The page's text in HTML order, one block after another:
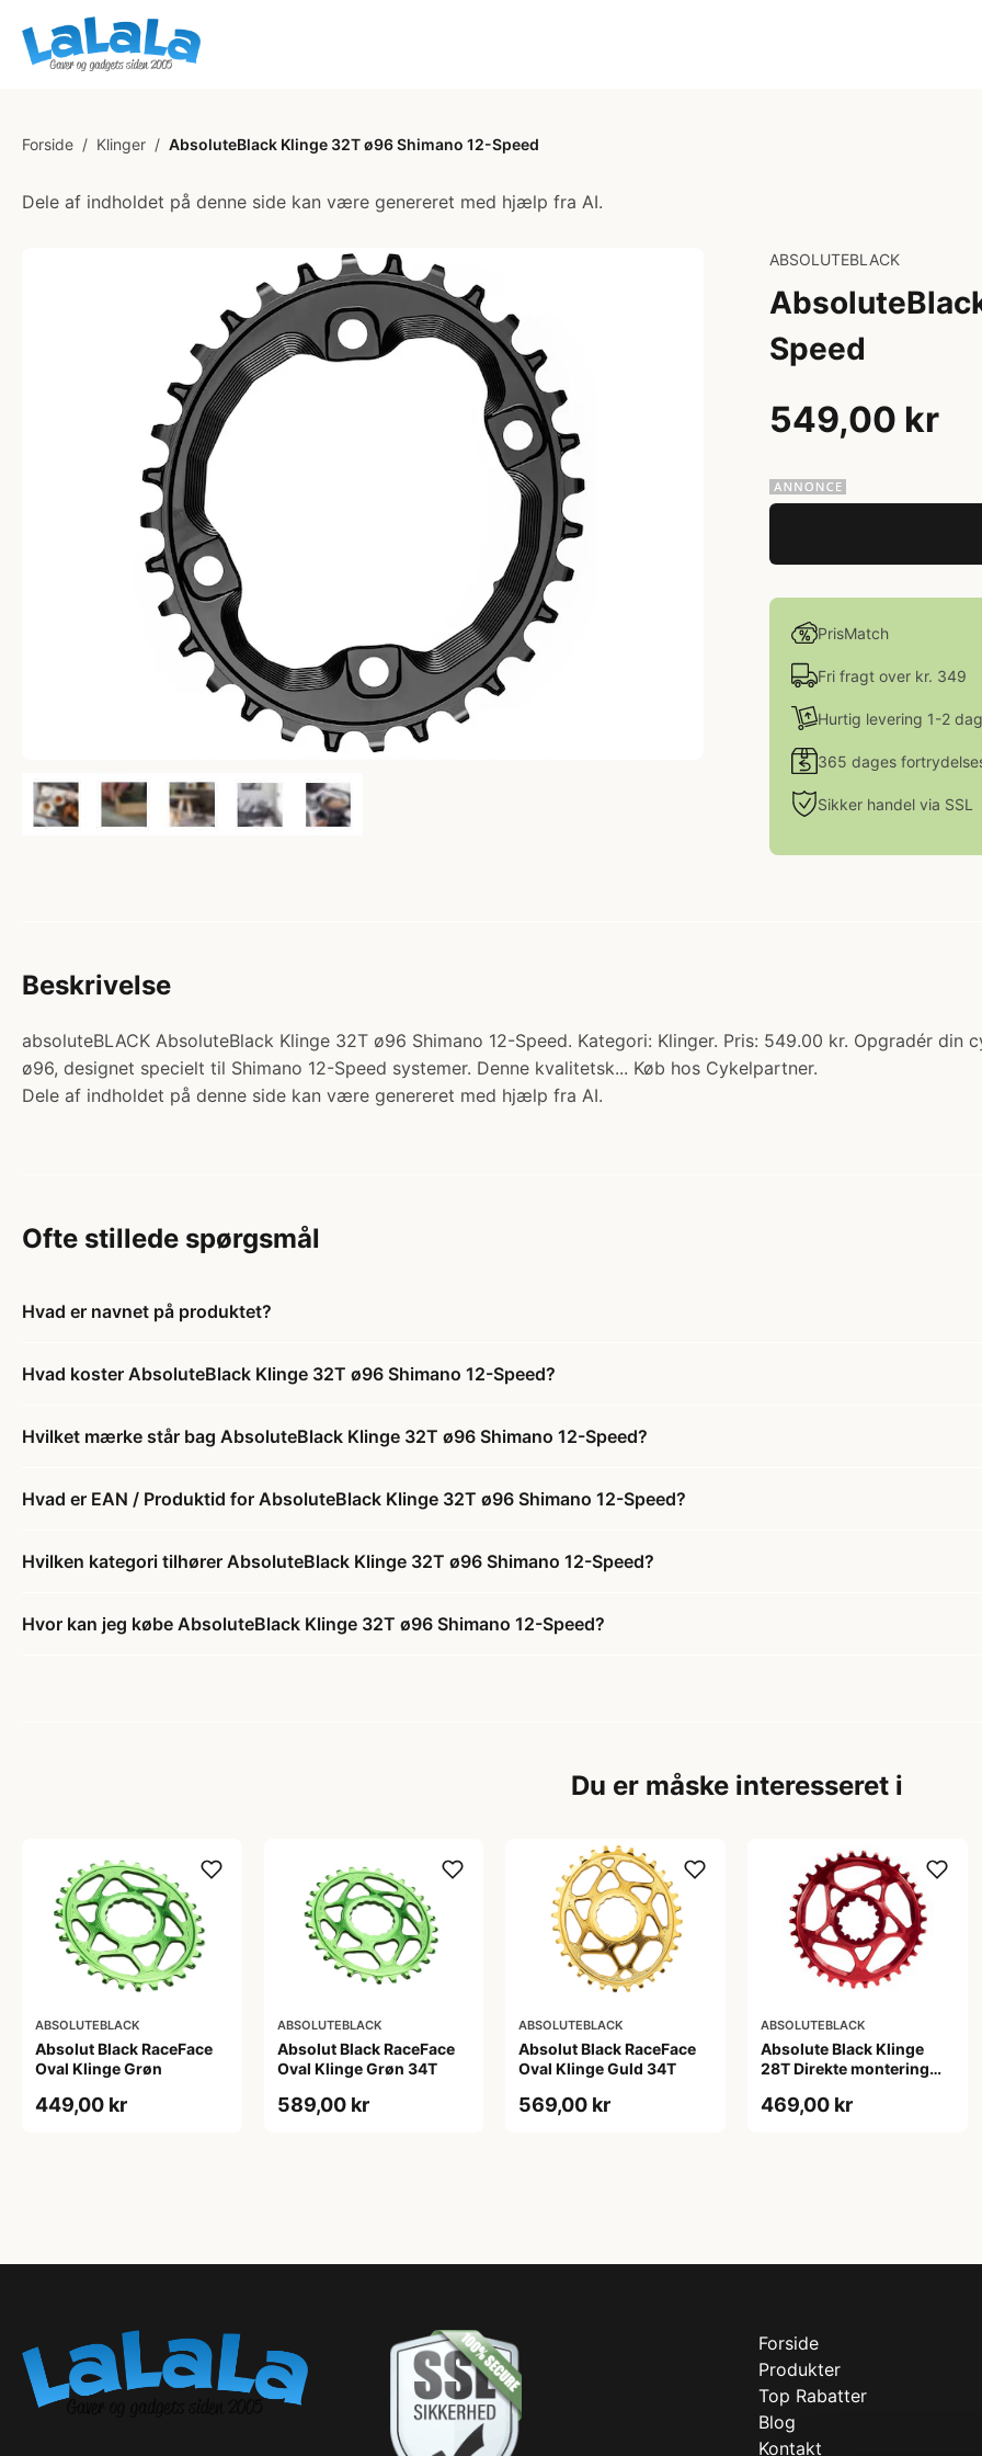
Forside / Klinger / AbsoluteBlack Klinge 32T ø96 Shimano 12-Speed
Dele af indholdet på denne side kan være genereret med hjælp fra AI.
ABSOLUTEBLACK
Speed
549,00 kr
PrisMatch
Fri fragt over kr. 349
Hurtig levering 1-2
365 dages
Sikker handel via SSL
Beskrivelse
absoluteBLACK AbsoluteBlack Klinge 32T ø96 Shimano 12-Speed. Kategori: Klinger. Pris: 549.00 kr. Opgradér din
ø96, designet specielt til Shimano 12-Speed systemer. Denne kvalitetsk... Køb hos Cykelpartner.
Dele af indholdet på denne side kan være genereret med hjælp fra AI.
Ofte stillede spørgsmål
Hvad er navnet på produktet?
Hvad koster AbsoluteBlack Klinge 32T ø96 Shimano 12-Speed?
Hvilket mærke står bag AbsoluteBlack Klinge 32T ø96 Shimano 12-Speed?
Hvad er EAN / Produktid for AbsoluteBlack Klinge 32T ø96 Shimano 12-Speed?
Hvilken kategori tilhører AbsoluteBlack Klinge 32T ø96 Shimano 12-Speed?
Hvor kan jeg købe AbsoluteBlack Klinge 32T ø96 Shimano 12-Speed?
Du er måske interesseret i
ABSOLUTEBLACK
Absolut Black RaceFace
Oval Klinge Grøn
449,00 kr
ABSOLUTEBLACK
Absolut Black RaceFace
Oval Klinge Grøn 34T
589,00 kr
ABSOLUTEBLACK
Absolut Black RaceFace
Oval Klinge Guld 34T
569,00 kr
ABSOLUTEBLACK
Absolute Black Klinge
28T Direkte montering
469,00 kr
Forside
Produkter
Top Rabatter
Blog
Kontakt